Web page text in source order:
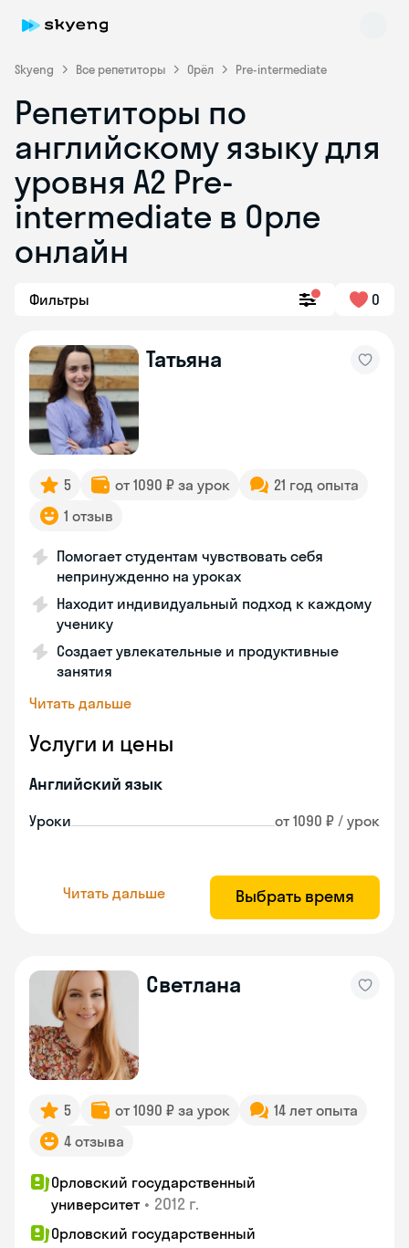
Skyeng Все репетиторы Орёл Pre-intermediate
Репетиторы по
английскому языку для
уровня A2 Pre-
intermediate в Орле
онлайн
Фильтры 0
Татьяна
5 от 1090 ₽ за урок
21 год опыта
1 отзыв
Помогает студентам чувствовать себя
непринужденно на уроках
Находит индивидуальный подход к каждому
ученику
Создает увлекательные и продуктивные
занятия
Читать дальше
Услуги и цены
Английский язык
Уроки от 1090 ₽ / урок
Читать дальше Выбрать время
Светлана
5 от 1090 ₽ за урок
14 лет опыта
4 отзыва
Орловский государственный
университет • 2012 г.
Орловский государственный
Skyeng Chat
online